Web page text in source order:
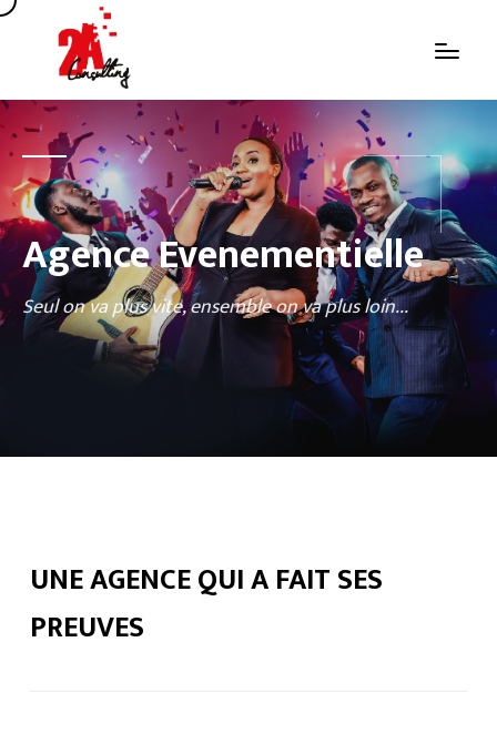
Agence Evenementielle
Seul on va plus vite, ensemble on va plus loin...
UNE AGENCE QUI A FAIT SES
PREUVES